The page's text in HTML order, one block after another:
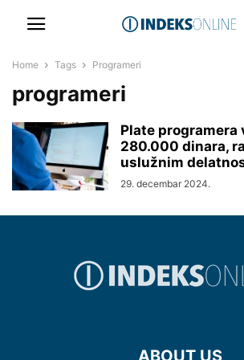
Home Tags Programeri
programeri
Plate programera
280.000 dinara,
uslužnim
29. decembar 2024.
ABOUT US